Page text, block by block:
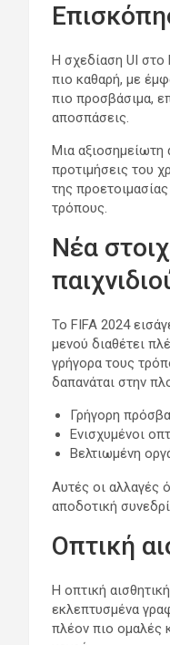
Η σχεδίαση UI στο
πιο καθαρή, με
πιο προσβάσιμα,
αποσπάσεις.
Μια αξιοσημείωτη
προτιμήσεις του
της
τρόπους.
Νέα
Το FIFA 2024
μενού διαθέτει
γρήγορα τους
δαπανάται στην
Γρήγορη
Ενισχυμένοι
Βελτιωμένη
Αυτές οι αλλαγές
αποδοτική
Οπτική
Η οπτική
εκλεπτυσμένα
πλέον πιο ομαλές